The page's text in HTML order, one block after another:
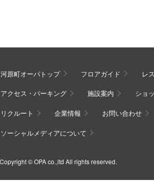
河原町オーパトップ フロアガイド レ
アクセス・パーキング 施設案内 ショ
リクルート 企業情報 お問い合わせ
ソーシャルメディアについて
Copyright © OPA co.,ltd All rights reserved.